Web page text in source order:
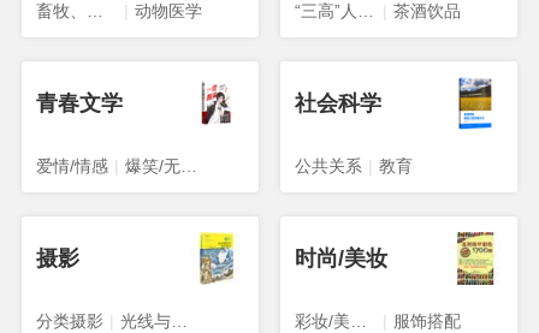
畜牧、狩猎、蚕、蜂 | 动物医学 “三高”人群食谱 | 茶酒饮品
青春文学
爱情/情感 | 爆笑/无厘头
社会科学
公共关系 | 教育
摄影
分类摄影 |
时尚/美妆
| 服饰搭配